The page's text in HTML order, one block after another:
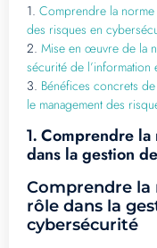
1. Comprendre la
des risques en
2. Mise en œuvre de la
sécurité de l’information
3. Bénéfices concrets
le management des
1. Comprendre
dans la gestion
Comprendre la
rôle dans la
cybersécurité